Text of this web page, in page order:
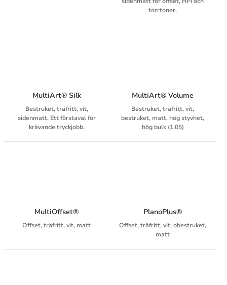
torrtoner.
MultiArt® Silk
Bestruket, träfritt, vit,
sidenmatt. Ett förstaval för
krävande tryckjobb.
MultiArt® Volume
Bestruket, träfritt, vit,
bestruket, matt, hög styvhet,
hög bulk (1.05)
MultiOffset®
Offset, träfritt, vit, matt
PlanoPlus®
Offset, träfritt, vit, obestruket,
matt